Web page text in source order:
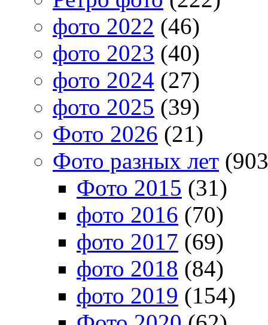
фото 2022 (46)
фото 2023 (40)
фото 2024 (27)
фото 2025 (39)
Фото 2026 (21)
Фото разных лет
Фото 2015 (31)
фото 2016 (70)
фото 2017 (69)
фото 2018 (84)
фото 2019 (154)